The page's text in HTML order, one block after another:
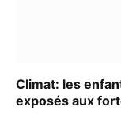
Climat: les
exposés aux